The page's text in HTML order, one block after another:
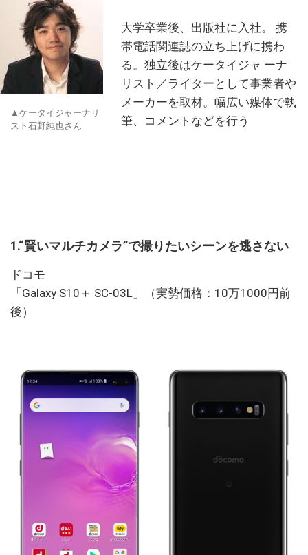
▲ケータイジャーナリ
スト石野純也さん
大学卒業後、出版社に入社。 携
帯電話関連誌の立ち上げに携わ
る。独立後はケータイジャ ーナ
リスト／ライターとして事業者や
メーカーを取材。幅広い媒体で執
筆、コメントなどを行う
1.“賢いマルチカメラ”で撮りたいシーンを逃さない
ドコモ
「Galaxy S10＋ SC-03L」（実勢価格：10万1000円前
後）